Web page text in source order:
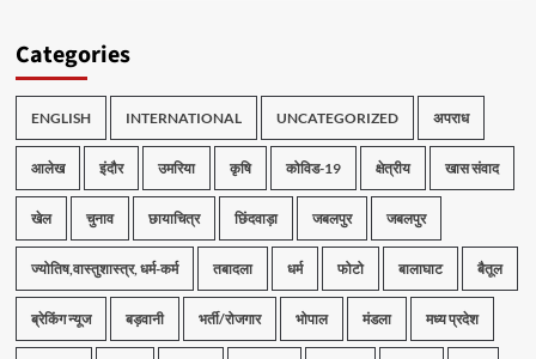
Categories
ENGLISH INTERNATIONAL UNCATEGORIZED अपराध
आलेख इंदौर उमरिया कृषि कोविड-19 क्षेत्रीय खास संवाद
खेल चुनाव छायाचित्र छिंदवाड़ा जबलपुर जबलपुर
ज्योतिष,वास्तुशास्त्र, धर्म-कर्म तबादला धर्म फोटो बालाघाट बैतूल
ब्रेकिंग न्यूज बड़वानी भर्ती/रोजगार भोपाल मंडला मध्य प्रदेश